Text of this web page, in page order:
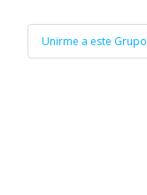
Unirme a este Grupo